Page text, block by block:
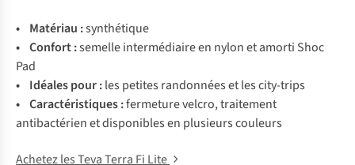
• Matériau :synthétique
• Confort :semelle intermédiaire en nylon et amorti Shoc
Pad
• Idéales pour :les petites randonnées et les city-trips
• Caractéristiques :fermeture velcro, traitement
antibactérien et disponibles en plusieurs couleurs
Achetez les Teva Terra Fi Lite